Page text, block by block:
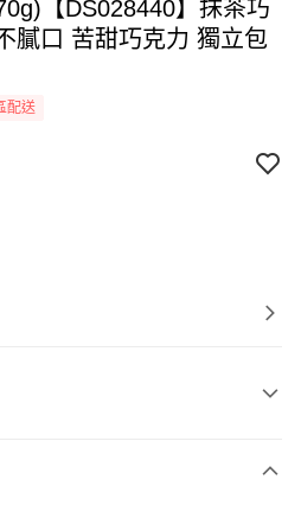
【DS028440】抹茶巧
膩口 苦甜巧克力 獨立包
配送